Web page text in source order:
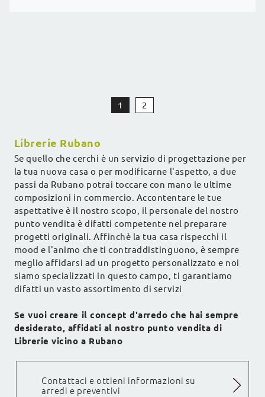
1 2
Librerie Rubano
Se quello che cerchi è un servizio di progettazione per
la tua nuova casa o per modificarne l'aspetto, a due
passi da Rubano potrai toccare con mano le ultime
composizioni in commercio. Accontentare le tue
aspettative è il nostro scopo, il personale del nostro
punto vendita è difatti competente nel preparare
progetti originali. Affinchè la tua casa rispecchi il
mood e l'animo che ti contraddistinguono, è sempre
meglio affidarsi ad un progetto personalizzato e noi
siamo specializzati in questo campo, ti garantiamo
difatti un vasto assortimento di servizi
Se vuoi creare il concept d'arredo che hai sempre
desiderato, affidati al nostro punto vendita di
Librerie vicino a Rubano
Contattaci e ottieni informazioni su
arredi e preventivi